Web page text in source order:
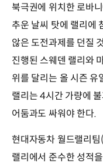
북극권에 위치한 로바
추운 날씨 탓에 랠리에
않은 도전과제를 던질
진행된 스웨덴 랠리와
위를 달리는 올 시즌 유
랠리는 4시간 가량에
어둠과도 싸워야 한다.
현대자동차 월드랠리
랠리에서 준수한 성적